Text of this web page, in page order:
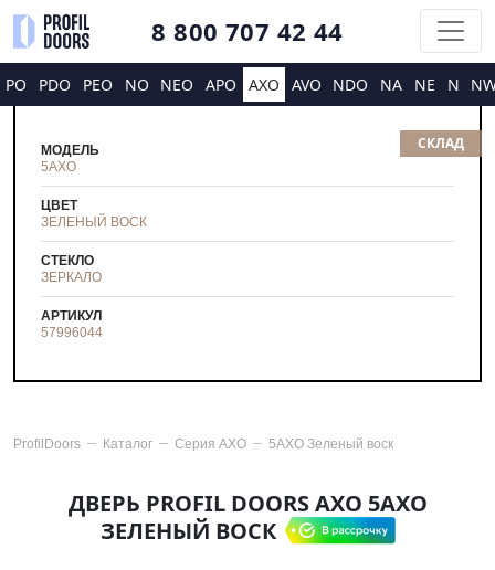
8 800 707 42 44
PO PDO PEO NO NEO APO AXO AVO NDO NA NE N
СКЛАД
МОДЕЛЬ
5AXO
ЦВЕТ
ЗЕЛЕНЫЙ ВОСК
СТЕКЛО
ЗЕРКАЛО
АРТИКУЛ
57996044
ProfilDoors Каталог Серия AXO 5AXO Зеленый воск
ДВЕРЬ PROFIL DOORS AXO 5AXO
ЗЕЛЕНЫЙ ВОСК